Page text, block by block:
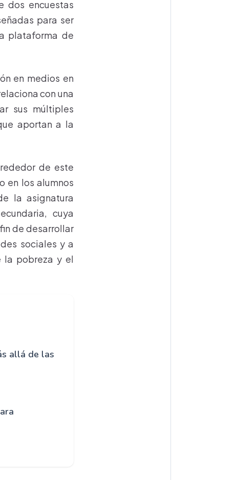
dos encuestas
para ser
plataforma de
en medios en
con una
sus múltiples
aportan a la
de este
en los alumnos
la asignatura
cuya
de desarrollar
sociales y a
pobreza y el
allá de las